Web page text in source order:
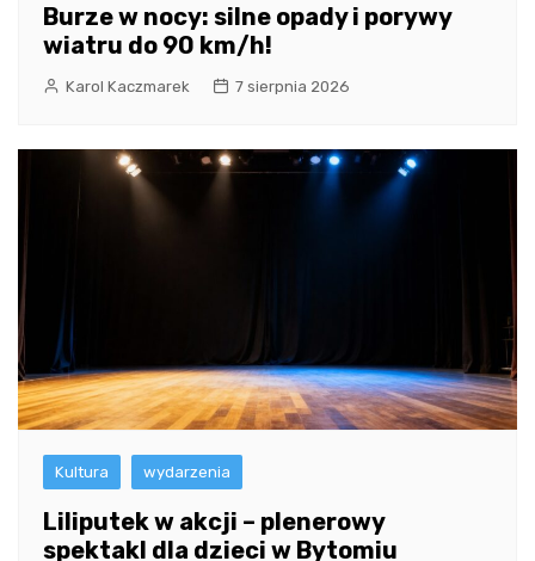
Burze w nocy: silne opady i porywy
wiatru do 90 km/h!
Karol Kaczmarek 7 sierpnia 2026
Kultura wydarzenia
Liliputek w akcji – plenerowy
spektakl dla dzieci w Bytomiu